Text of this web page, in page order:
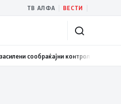
ТВ АЛФА ВЕСТИ
пријава за „злоупотреба на